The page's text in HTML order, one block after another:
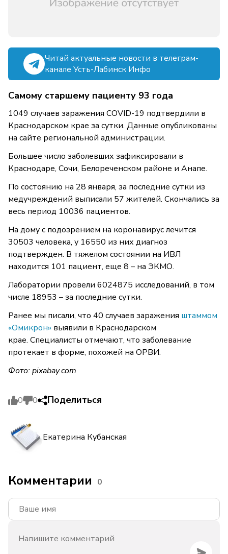
Читай актуальные новости в телеграм-
канале Усть-Лабинск Инфо
Самому старшему пациенту 93 года
1049 случаев заражения COVID-19 подтвердили в
Краснодарском крае за сутки. Данные опубликованы
на сайте региональной администрации.
Большее число заболевших зафиксировали в
Краснодаре, Сочи, Белореченском районе и Анапе.
По состоянию на 28 января, за последние сутки из
медучреждений выписали 57 жителей. Скончались за
весь период 10036 пациентов.
На дому с подозрением на коронавирус лечится
30503 человека, у 16550 из них диагноз
подтвержден. В тяжелом состоянии на ИВЛ
находится 101 пациент, еще 8 – на ЭКМО.
Лаборатории провели 6024875 исследований, в том
числе 18953 – за последние сутки.
Ранее мы писали, что 40 случаев заражения штаммом
«Омикрон» выявили в Краснодарском
крае. Специалисты отмечают, что заболевание
протекает в форме, похожей на ОРВИ.
Фото:pixabay.com
0 0 Поделиться
Екатерина Кубанская
Комментарии 0